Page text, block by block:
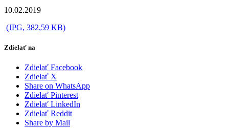
10.02.2019
(JPG, 382,59 KB)
Zdielať na
Zdielať Facebook
Zdielať X
Share on WhatsApp
Zdielať Pinterest
Zdielať LinkedIn
Zdielať Reddit
Share by Mail